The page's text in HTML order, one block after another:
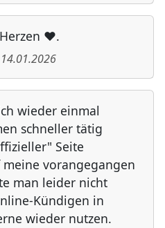
❤️.
14.01.2026
wieder einmal
schneller tätig
Seite
vorangegangen
man leider nicht
Kündigen in
wieder nutzen.